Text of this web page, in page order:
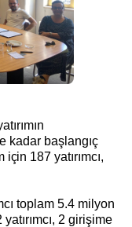
kadar başlangıç
187 yatırımcı,
toplam 5.4 milyon
2 girişime